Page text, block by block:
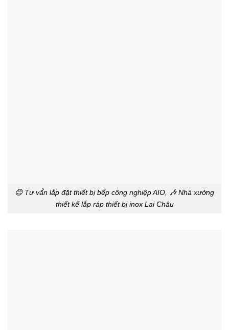
😊 Tư vấ́n lắp đặt thiết bị bếp công nghiệp AIO, 🎶 Nhà xưởng
thiết kế lắp ráp thiết bị inox Lai Châu